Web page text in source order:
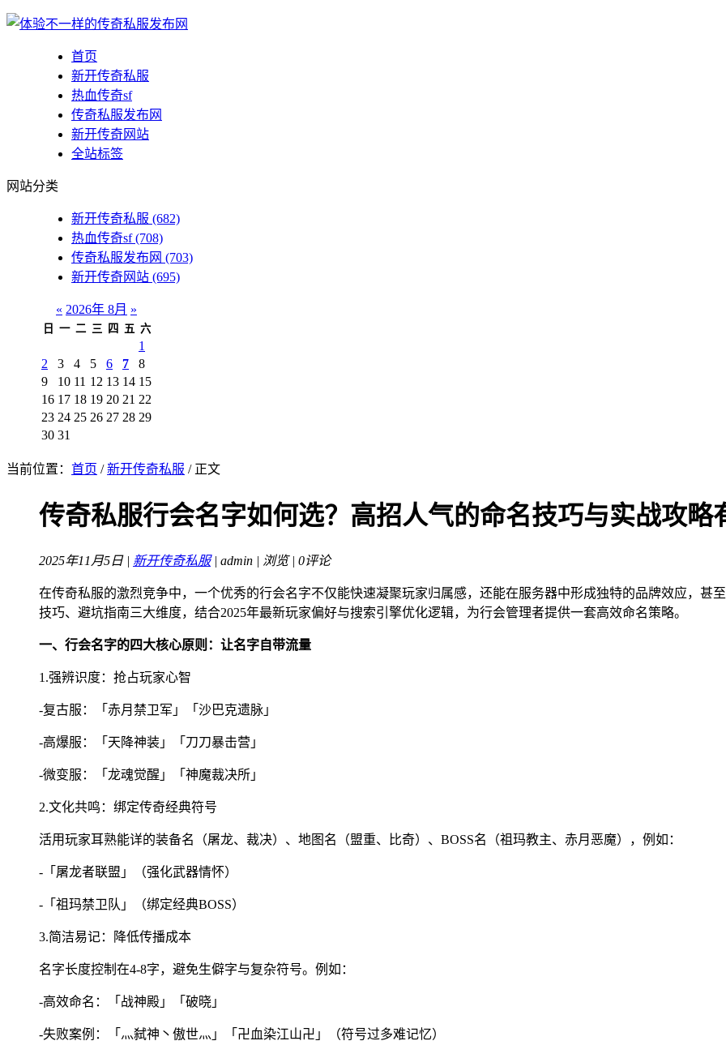
首页
新开传奇私服
热血传奇sf
传奇私服发布网
新开传奇网站
全站标签
网站分类
新开传奇私服 (682)
热血传奇sf(708)
传奇私服发布网 (703)
新开传奇网站 (695)
« 2026年 8月 »
日 一 二 三 四 五 六
1
2
3 4 5 6 7
8
9
10 11 12 13 14 15
16 17 18 19 20 21 22
23 24 25 26 27 28 29
30 31
当前位置： 首页 /新开传奇私服 / 正文
传奇私服行会名字如何选？高招人气的命名技巧与实战攻略
2025年11月5日 | 新开传奇私服| admin | 浏览 | 0评论
在传奇私服的激烈竞争中，一个优秀的行会名字不仅能快速凝聚玩家归属感，还能在服务器中形成独特的品牌效应，甚
技巧、避坑指南三大维度，结合2025年最新玩家偏好与搜索引擎优化逻辑，为行会管理者提供一套高效命名策略。
一、行会名字的四大核心原则：让名字自带流量
1.强辨识度：抢占玩家心智
-复古服：「赤月禁卫军」「沙巴克遗脉」
-高爆服：「天降神装」「刀刀暴击营」
-微变服：「龙魂觉醒」「神魔裁决所」
2.文化共鸣：绑定传奇经典符号
活用玩家耳熟能详的装备名（屠龙、裁决）、地图名（盟重、比奇）、BOSS名（祖玛教主、赤月恶魔），例如：
-「屠龙者联盟」（强化武器情怀）
-「祖玛禁卫队」（绑定经典BOSS）
3.简洁易记：降低传播成本
名字长度控制在4-8字，避免生僻字与复杂符号。例如：
-高效命名：「战神殿」「破晓」
-失败案例：「灬弑神丶傲世灬」「卍血染江山卍」（符号过多难记忆）